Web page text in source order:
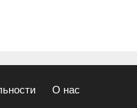
О нас